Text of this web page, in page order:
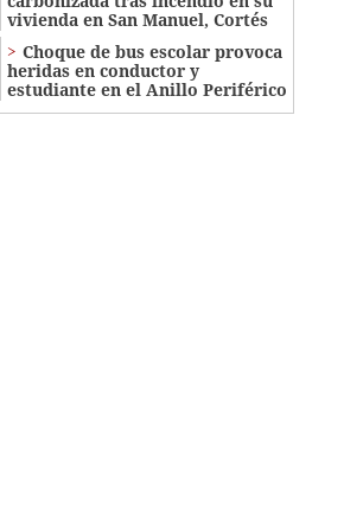
vivienda en San Manuel, Cortés
Choque de bus escolar provoca
heridas en conductor y
estudiante en el Anillo Periférico